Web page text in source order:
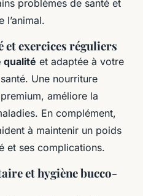
problèmes de santé et
l’animal.
exercices réguliers
qualité et adaptée à votre
Une nourriture
améliore la
En complément,
à maintenir un poids
et ses complications.
et hygiène bucco-